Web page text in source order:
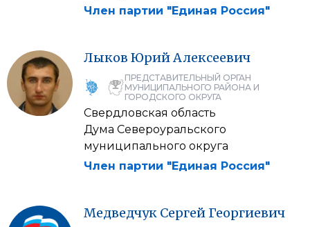
Член партии "Единая Россия"
Лыков ЮрийАлексеевич
ПРЕДСТАВИТЕЛЬНЫЙ ОРГАН
МУНИЦИПАЛЬНОГО РАЙОНА И
ГОРОДСКОГО ОКРУГА
Свердловская область
Дума Североуральского
муниципального округа
Член партии "Единая Россия"
Медведчук Сергей Георгиевич